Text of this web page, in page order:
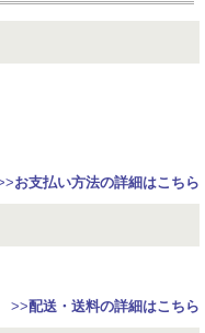
お支払い方法の詳細はこちら
>>配送・送料の詳細はこちら